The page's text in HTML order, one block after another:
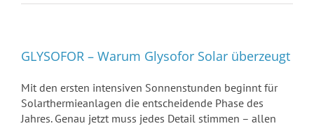
GLYSOFOR – Warum Glysofor Solar überzeugt
Mit den ersten intensiven Sonnenstunden beginnt für
Solarthermieanlagen die entscheidende Phase des
Jahres. Genau jetzt muss jedes Detail stimmen – allen